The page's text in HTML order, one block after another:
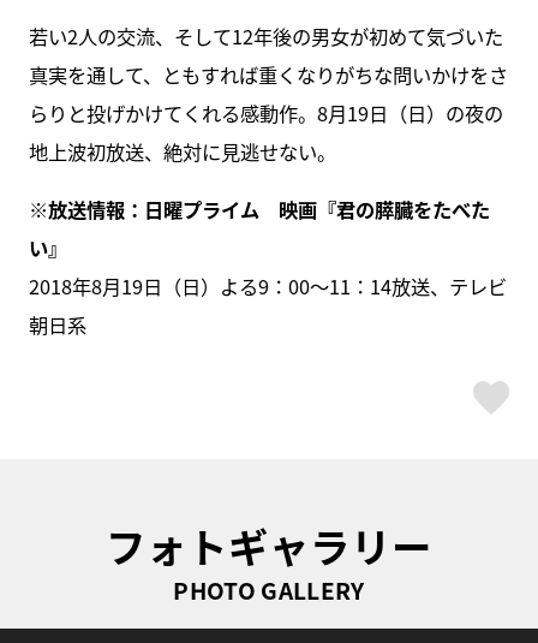
若い2人の交流、そして12年後の男女が初めて気づいた
真実を通して、ともすれば重くなりがちな問いかけをさ
らりと投げかけてくれる感動作。8月19日（日）の夜の
地上波初放送、絶対に見逃せない。
※放送情報：日曜プライム 映画『君の膵臓をたべた
い』
2018年8月19日（日）よる9：00～11：14放送、テレビ
朝日系
フォトギャラリー
PHOTO GALLERY